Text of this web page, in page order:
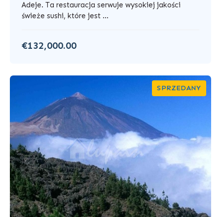
Adeje. Ta restauracja serwuje wysokiej jakości
świeże sushi, które jest ...
€132,000.00
SPRZEDANY